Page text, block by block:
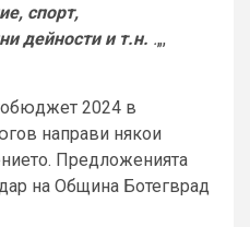
спорт,
дейности и т.н. .„,
2024 в
направи някои
Предложенията
на Община Ботегврад